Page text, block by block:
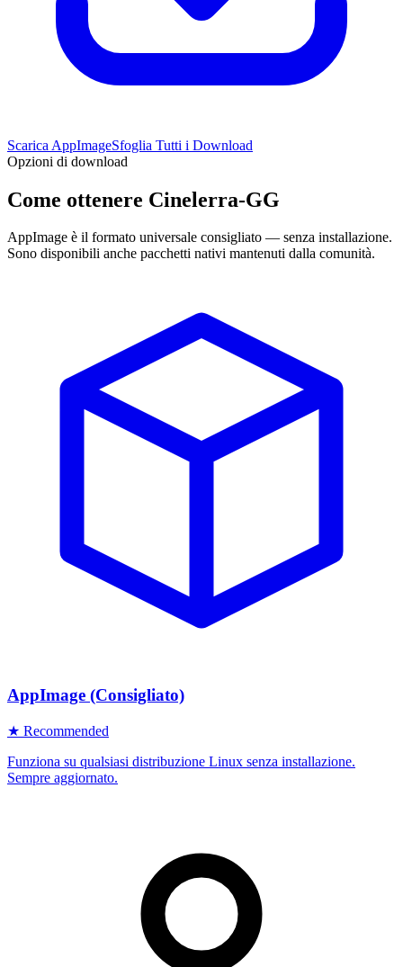
Scarica AppImageSfoglia Tutti i Download
Opzioni di download
Come ottenere Cinelerra-GG
AppImage è il formato universale consigliato — senza installazione.
Sono disponibili anche pacchetti nativi mantenuti dalla comunità.
AppImage (Consigliato)
★ Recommended
Funziona su qualsiasi distribuzione Linux senza installazione.
Sempre aggiornato.